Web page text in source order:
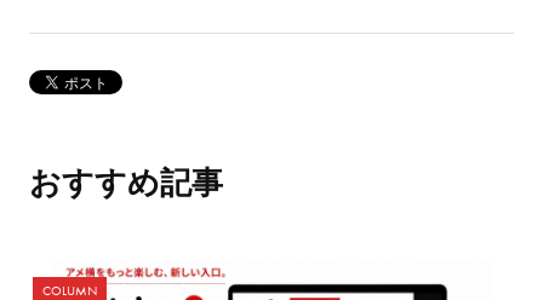
おすすめ記事
COLUMN